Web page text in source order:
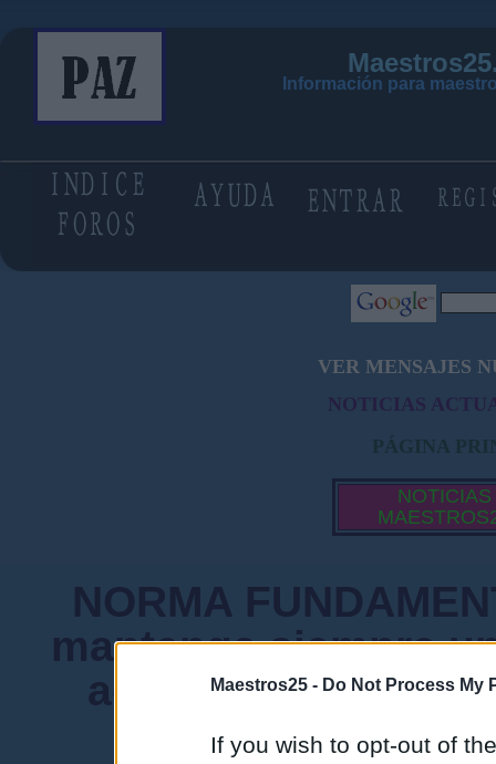
Maestros25 - Do Not Process My
If you wish to opt-out of
Información para
VER MENSAJES
NOTICIAS
PÁGINA
NOTICIAS
NORMA
mantenga siempre
admiten mensajes
instituciones